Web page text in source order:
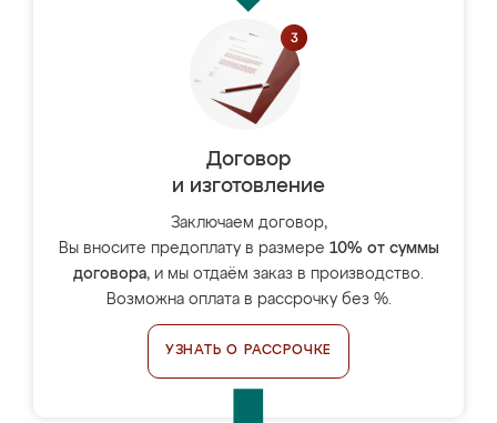
Договор
и изготовление
Заключаем договор,
Вы вносите предоплату в размере 10% от суммы
договора, и мы отдаём заказ в производство.
Возможна оплата в рассрочку без %.
УЗНАТЬ О РАССРОЧКЕ